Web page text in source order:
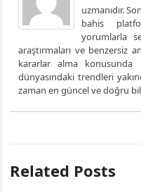
uzmanıdır.
bahis
yorumlarla
araştırmaları ve benzersiz
kararlar alma konusunda
dünyasındaki trendleri
zaman en güncel ve doğru
Related Posts